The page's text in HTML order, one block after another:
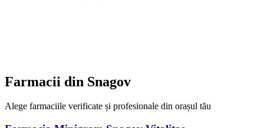
Farmacii din Snagov
Alege farmaciile verificate și profesionale din orașul tău